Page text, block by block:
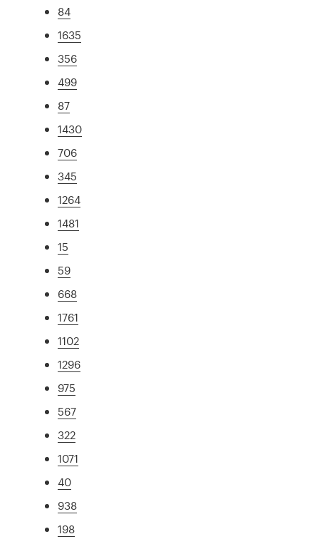
84
1635
356
499
87
1430
706
345
1264
1481
15
59
668
1761
1102
1296
975
567
322
1071
40
938
198